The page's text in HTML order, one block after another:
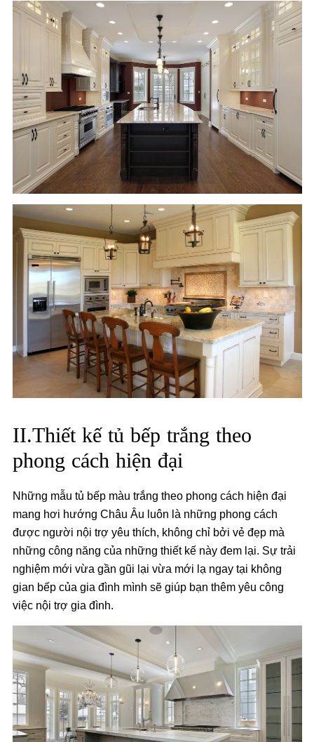
II.Thiết kế tủ bếp trắng theo
phong cách hiện đại
Những mẫu tủ bếp màu trắng theo phong cách hiện đại
mang hơi hướng Châu Âu luôn là những phong cách
được người nội trợ yêu thích, không chỉ bởi vẻ đẹp mà
những công năng của những thiết kế này đem lại. Sự trải
nghiệm mới vừa gần gũi lại vừa mới lạ ngay tại không
gian bếp của gia đình mình sẽ giúp bạn thêm yêu công
việc nội trợ gia đình.